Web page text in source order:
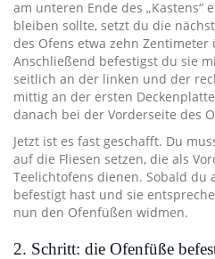
am unteren Ende des
bleiben sollte, setzt du die
des Ofens etwa zehn
Anschließend befestigst du sie
seitlich an der linken und der
mittig an der ersten
danach bei der Vorderseite des
Jetzt ist es fast geschafft. Du
auf die Fliesen setzen, die als
Teelichtofens dienen. Sobald du
befestigt hast und sie
nun den Ofenfüßen widmen.
2. Schritt: die Ofenfüße